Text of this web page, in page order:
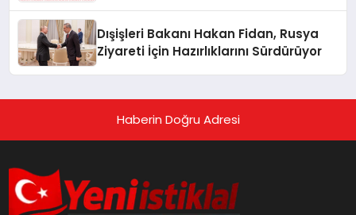
Dışişleri Bakanı Hakan Fidan, Rusya
Ziyareti İçin Hazırlıklarını Sürdürüyor
Haberin Doğru Adresi